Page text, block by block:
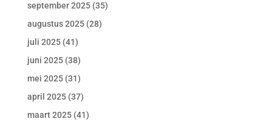
september 2025(35)
augustus 2025(28)
juli 2025(41)
juni 2025(38)
mei 2025(31)
april 2025(37)
maart 2025(41)